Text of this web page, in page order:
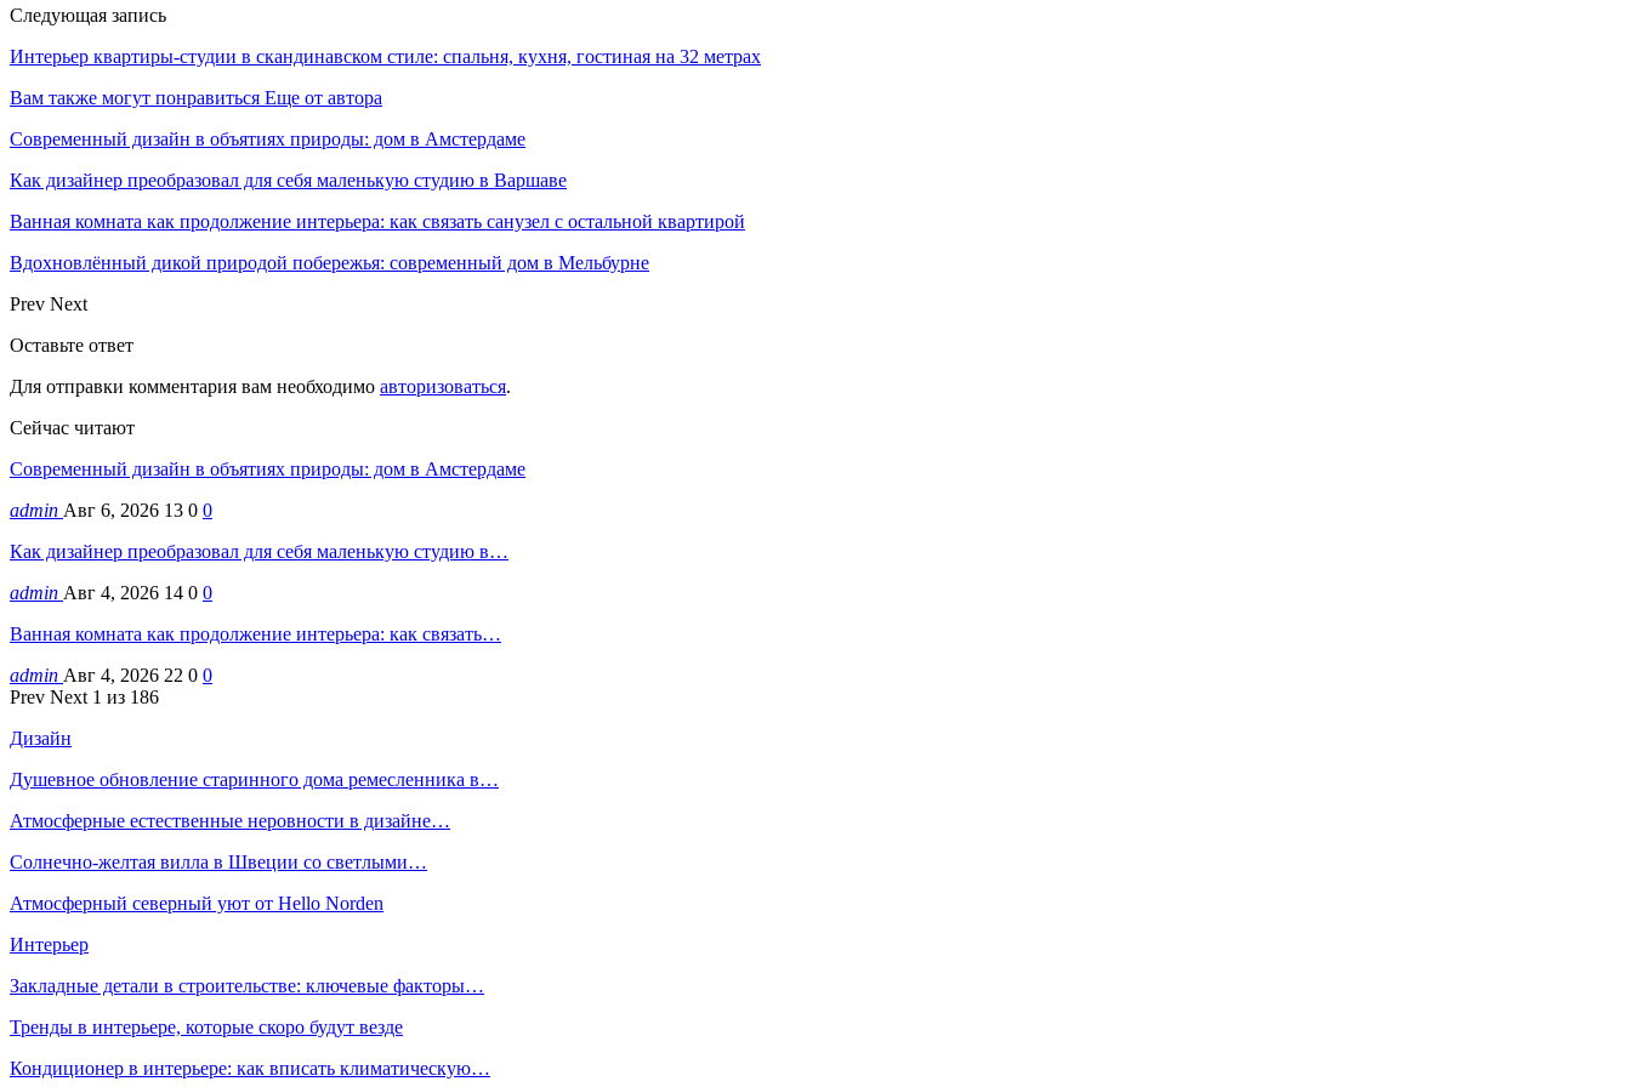
Следующая запись
Интерьер квартиры-студии в скандинавском стиле: спальня, кухня, гостиная на 32 метрах
Вам также могут понравиться Еще от автора
Современный дизайн в объятиях природы: дом в Амстердаме
Как дизайнер преобразовал для себя маленькую студию в Варшаве
Ванная комната как продолжение интерьера: как связать санузел с остальной квартирой
Вдохновлённый дикой природой побережья: современный дом в Мельбурне
Prev Next
Оставьте ответ
Для отправки комментария вам необходимо авторизоваться.
Сейчас читают
Современный дизайн в объятиях природы: дом в Амстердаме
admin Авг 6, 2026 13 0 0
Как дизайнер преобразовал для себя маленькую студию в…
admin Авг 4, 2026 14 0 0
Ванная комната как продолжение интерьера: как связать…
admin Авг 4, 2026 22 0 0
Prev Next 1 из 186
Дизайн
Душевное обновление старинного дома ремесленника в…
Атмосферные естественные неровности в дизайне…
Солнечно-желтая вилла в Швеции со светлыми…
Атмосферный северный уют от Hello Norden
Интерьер
Закладные детали в строительстве: ключевые факторы…
Тренды в интерьере, которые скоро будут везде
Кондиционер в интерьере: как вписать климатическую…